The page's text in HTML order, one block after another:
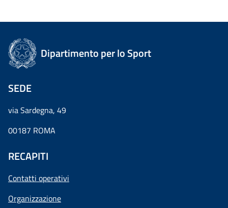
Dipartimento per lo Sport
SEDE
via Sardegna, 49
00187 ROMA
RECAPITI
Contatti operativi
Organizzazione